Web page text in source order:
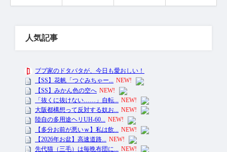
人気記事